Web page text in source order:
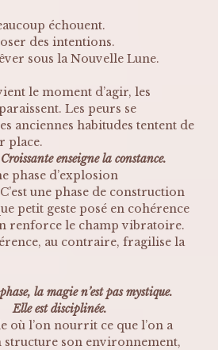
échouent.
des intentions.
sous la Nouvelle Lune.
le moment d’agir, les
Les peurs se
anciennes habitudes tentent de
place.
enseigne la constance.
phase d’explosion
une phase de construction
petit geste posé en cohérence
renforce le champ vibratoire.
au contraire, fragilise la
la magie n’est pas mystique.
Elle est disciplinée.
où l’on nourrit ce que l’on a
structure son environnement,